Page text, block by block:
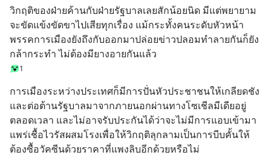
วิกฤติของฝ่ายค้านกับฝ่ายรัฐบาลเลยสักน้อยนิด มีแต่พยายาม
จะขัดแข้งขัดขาไปเสียทุกเรื่อง แม้กระทั้งคนระดับหัวหน้า
พรรคการเมืองยังถึงกับออกมาปล่อยข่าวปลอมทำลายกันก็ยัง
กล้ากระทำ ไม่ต้องมียางอายกันแล้ว
1
การเมืองระหว่างประเทศก็มีการปั่นหัวประชาชนให้เกลียดชัง
และต่อต้านรัฐบาลมาจากภายนอกผ่านทางโซเชีลมีเดียอยู่
ตลอดเวลา และไม่อาจรับประกันได้ว่าจะไม่มีการแอบเข้ามา
แพร่เชื้อไวรัสผสมโรงเพื่อให้วิกฤติลุกลามเป็นการบีบคั้นให้
ต้องซื้อวัคซีนด้วยราคาที่แพงลิบอีกด้วยหรือไม่